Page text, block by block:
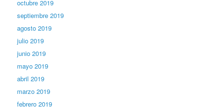
octubre 2019
septiembre 2019
agosto 2019
julio 2019
junio 2019
mayo 2019
abril 2019
marzo 2019
febrero 2019